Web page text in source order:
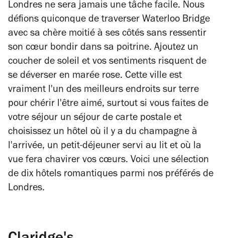
Londres ne sera jamais une tâche facile. Nous
défions quiconque de traverser Waterloo Bridge
avec sa chère moitié à ses côtés sans ressentir
son cœur bondir dans sa poitrine. Ajoutez un
coucher de soleil et vos sentiments risquent de
se déverser en marée rose. Cette ville est
vraiment l'un des meilleurs endroits sur terre
pour chérir l'être aimé, surtout si vous faites de
votre séjour un séjour de carte postale et
choisissez un hôtel où il y a du champagne à
l'arrivée, un petit-déjeuner servi au lit et où la
vue fera chavirer vos cœurs. Voici une sélection
de dix hôtels romantiques parmi nos préférés de
Londres.